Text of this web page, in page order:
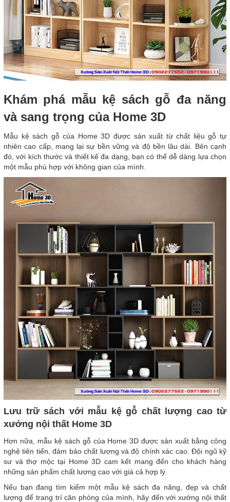
Khám phá mẫu kệ sách gỗ đa năng
và sang trọng của Home 3D
Mẫu kệ sách gỗ của Home 3D được sản xuất từ chất liệu gỗ tự
nhiên cao cấp, mang lại sự bền vững và độ bền lâu dài. Bên cạnh
đó, với kích thước và thiết kế đa dạng, bạn có thể dễ dàng lựa chọn
một mẫu phù hợp với không gian của mình.
Lưu trữ sách với mẫu kệ gỗ chất lượng cao từ
xưởng nội thất Home 3D
Hơn nữa, mẫu kệ sách gỗ của Home 3D được sản xuất bằng công
nghệ tiên tiến, đảm bảo chất lượng và độ chính xác cao. Đội ngũ kỹ
sư và thợ mộc tại Home 3D cam kết mang đến cho khách hàng
những sản phẩm chất lượng cao với giá cả hợp lý.
Nếu bạn đang tìm kiếm một mẫu kệ sách đa năng, đẹp và chất
lượng để trang trí căn phòng của mình, hãy đến với xưởng nội thất